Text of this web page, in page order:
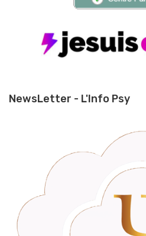
NewsLetter - L'Info Psy